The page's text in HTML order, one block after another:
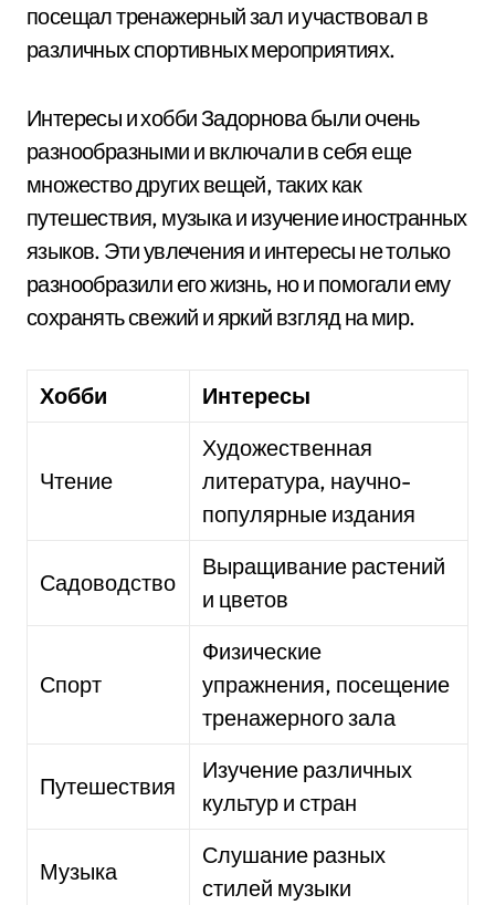
посещал тренажерный зал и участвовал в
различных спортивных мероприятиях.
Интересы и хобби Задорнова были очень
разнообразными и включали в себя еще
множество других вещей, таких как
путешествия, музыка и изучение иностранных
языков. Эти увлечения и интересы не только
разнообразили его жизнь, но и помогали ему
сохранять свежий и яркий взгляд на мир.
Хобби Интересы
Чтение
Художественная
литература, научно-
популярные издания
Садоводство
Выращивание растений
и цветов
Спорт
Физические
упражнения, посещение
тренажерного зала
Путешествия
Изучение различных
культур и стран
Музыка
Слушание разных
стилей музыки